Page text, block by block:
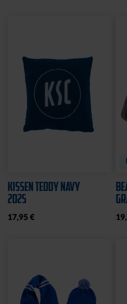
KISSEN TEDDY NAVY
2025
17,95 €